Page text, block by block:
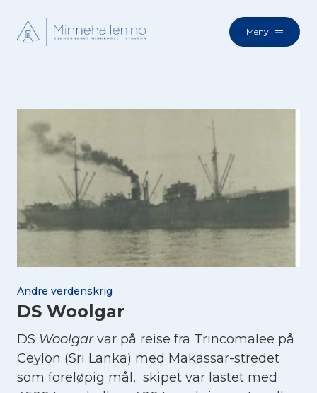
Meny
Andre verdenskrig
DS Woolgar
DS Woolgarvar på reise fra Trincomalee på
Ceylon (Sri Lanka) med Makassar-stredet
som foreløpig mål, skipet var lastet med